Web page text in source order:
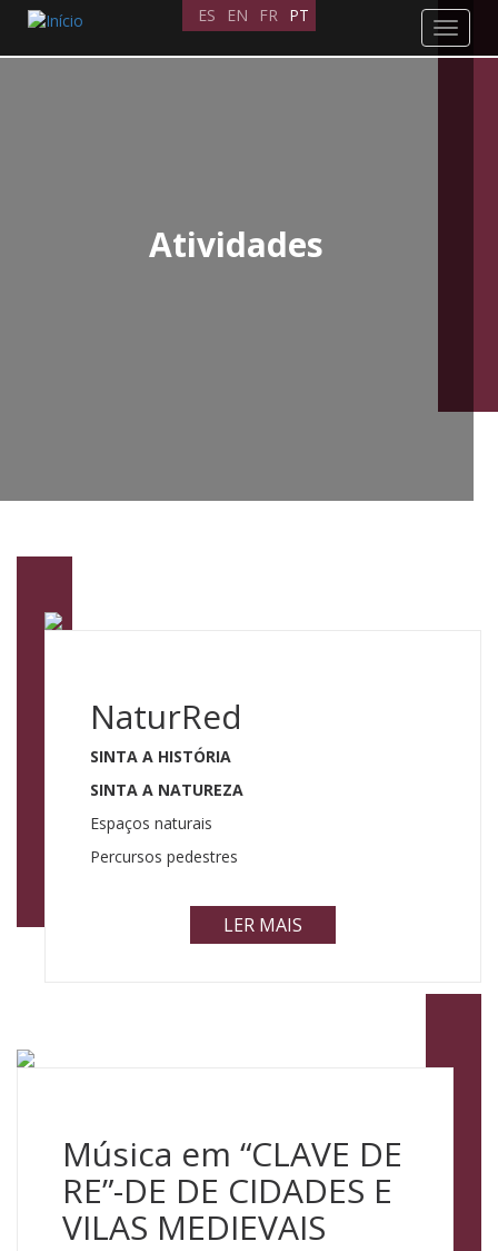
Passar
para
o
Toggle
ES EN FR PT
Atividades
NaturRed
SINTA A HISTÓRIA
SINTA A NATUREZA
Espaços naturais
Percursos pedestres
LER MAIS
Música em “CLAVE DE
RE”-DE DE CIDADES E
VILAS MEDIEVAIS